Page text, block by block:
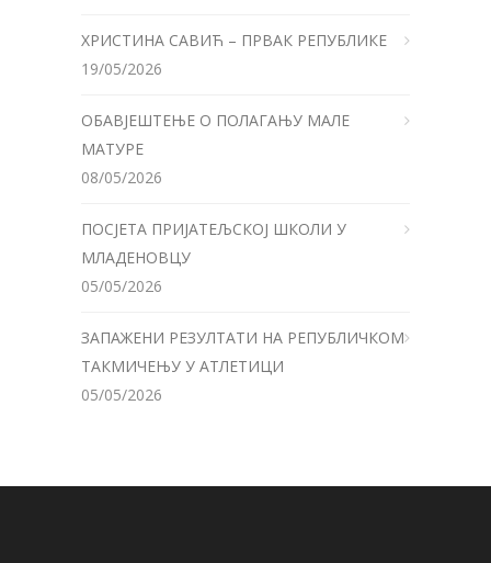
ХРИСТИНА САВИЋ – ПРВАК РЕПУБЛИКЕ
19/05/2026
ОБАВЈЕШТЕЊЕ О ПОЛАГАЊУ МАЛЕ
МАТУРЕ
08/05/2026
ПОСЈЕТА ПРИЈАТЕЉСКОЈ ШКОЛИ У
МЛАДЕНОВЦУ
05/05/2026
ЗАПАЖЕНИ РЕЗУЛТАТИ НА РЕПУБЛИЧКОМ
ТАКМИЧЕЊУ У АТЛЕТИЦИ
05/05/2026